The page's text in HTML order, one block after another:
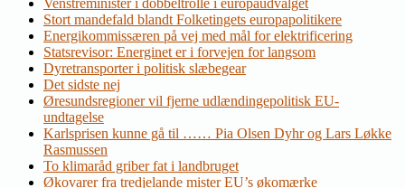
Venstreminister i dobbeltrolle i europaudvalget
Stort mandefald blandt Folketingets europapolitikere
Energikommissæren på vej med mål for elektrificering
Statsrevisor: Energinet er i forvejen for langsom
Dyretransporter i politisk slæbegear
Det sidste nej
Øresundsregioner vil fjerne udlændingepolitisk EU-
undtagelse
Karlsprisen kunne gå til …… Pia Olsen Dyhr og Lars Løkke
Rasmussen
To klimaråd griber fat i landbruget
Økovarer fra tredjelande mister EU’s økomærke